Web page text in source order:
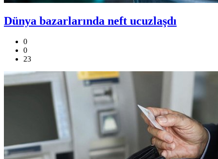
Dünya bazarlarında neft ucuzlaşdı
0
0
23